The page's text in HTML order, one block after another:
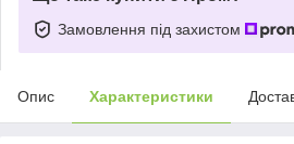
Замовлення під захистом
Опис Характеристики